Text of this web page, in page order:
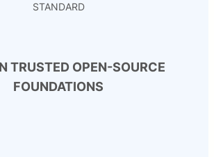
STANDARD
TRUSTED OPEN-SOURCE
FOUNDATIONS